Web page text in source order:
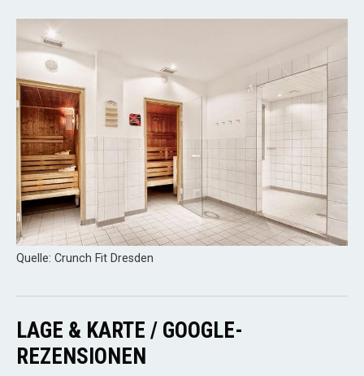
Quelle: Crunch Fit Dresden
LAGE & KARTE / GOOGLE-
REZENSIONEN